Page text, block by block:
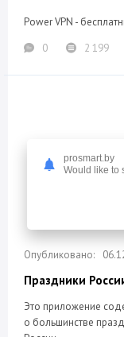
Power VPN -
0
2 199
Праздники
Это приложение
о большинстве
prosmart.by
Would like to